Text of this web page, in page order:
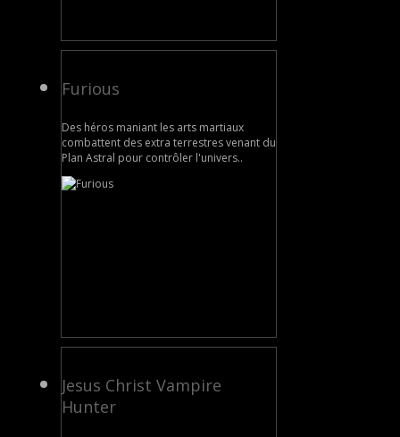
Furious
Des héros maniant les arts martiaux
combattent des extra terrestres venant du
Plan Astral pour contrôler l'univers..
Jesus Christ Vampire
Hunter